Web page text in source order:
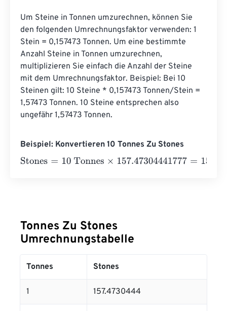
Um Steine ​​in Tonnen umzurechnen, können Sie
den folgenden Umrechnungsfaktor verwenden: 1
Stein = 0,157473 Tonnen. Um eine bestimmte
Anzahl Steine ​​in Tonnen umzurechnen,
multiplizieren Sie einfach die Anzahl der Steine ​​
mit dem Umrechnungsfaktor. Beispiel: Bei 10
Steinen gilt: 10 Steine ​​* 0,157473 Tonnen/Stein =
1,57473 Tonnen. 10 Steine ​​entsprechen also
ungefähr 1,57473 Tonnen.
Beispiel: Konvertieren 10 Tonnes Zu Stones
Stones= 10 Tonnes×157.47304441777=1574.7304442
Tonnes Zu Stones
Umrechnungstabelle
Tonnes Stones
1 157.4730444